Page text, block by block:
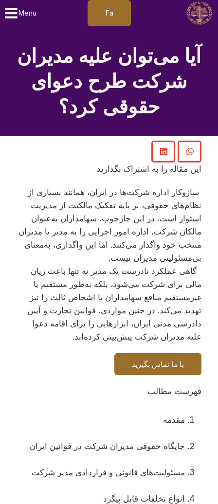
Fa
Menu
آیا می‌توان علیه مدیران
شرکت طرح دعوای
حقوقی کرد؟
این مقاله را به اشتراک بگذارید
سازوکار اداره شرکت‌ها در ایران، همانند بسیاری از
نظام‌های حقوقی، بر پایه تفکیک مالکیت از مدیریت
استوار است. در این چارچوب، سهامداران به‌عنوان
مالکان شرکت، اداره امور اجرایی را به مدیر یا مدیران
منتخب خود واگذار می‌کنند. اما این واگذاری، به‌معنای
بی‌مسئولیتی مدیران نیست.
گاهی عملکرد نادرست یک مدیر نه تنها باعث زیان
مالی برای شرکت می‌شود، بلکه به‌طور مستقیم یا
غیرمستقیم منافع سهامداران یا اشخاص ثالث را نیز
تهدید می‌کند. در چنین مواردی، قوانین تجارت و آیین
دادرسی مدنی ایران، ابزارهایی را برای اقامه دعوا
علیه مدیران شرکت پیش‌بینی کرده‌اند.
با ما تماس بگیرید
فهرست مطالب
مقدمه
جایگاه حقوقی مدیران شرکت در قوانین ایران
مسئولیت‌های قانونی و قراردادی مدیر شرکت
انواع تخلفات قابل پیگرد